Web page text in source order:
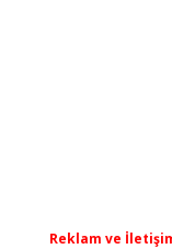
Reklam ve